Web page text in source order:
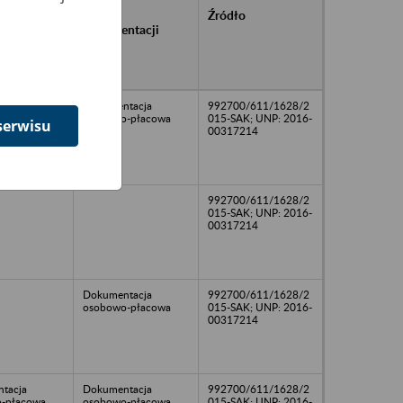
dokumentacji
Źródło
Dokumentacja
osobowo-płacowa
992700/611/1628/2
015-SAK; UNP: 2016-
00317214
992700/611/1628/2
015-SAK; UNP: 2016-
00317214
Dokumentacja
osobowo-płacowa
992700/611/1628/2
015-SAK; UNP: 2016-
00317214
Dokumentacja
992700/611/1628/2